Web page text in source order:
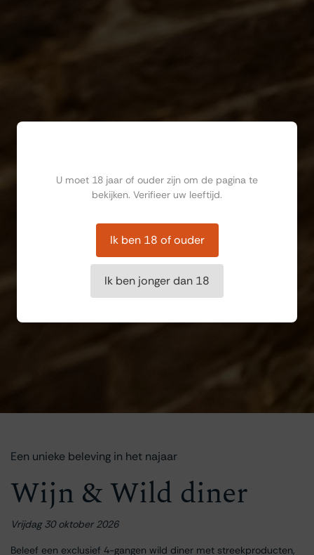
Een unieke beleving in het najaar
Wijn & Wild diner
Vrijdag 30 oktober 2026
Beleef een exclusief 4-gangen wild diner met streekproducten,
U moet 18 jaar of ouder zijn om de pagina te
bekijken. Verifieer uw leeftijd.
Ik ben 18 of ouder
Ik ben jonger dan 18